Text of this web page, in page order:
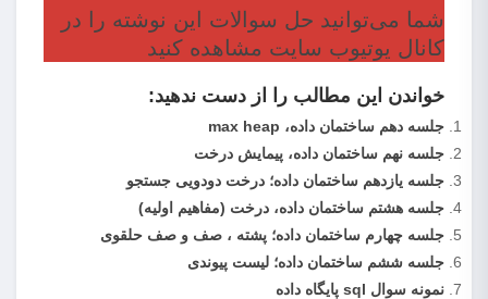
شما می‌توانید حل سوالات این نوشته را در
کانال یوتیوب سایت مشاهده کنید
خواندن این مطالب را از دست ندهید:
جلسه دهم ساختمان داده، max heap
جلسه نهم ساختمان داده، پیمایش درخت
جلسه یازدهم ساختمان داده؛ درخت دودویی جستجو
جلسه هشتم ساختمان داده، درخت (مفاهیم اولیه)
جلسه چهارم ساختمان داده؛ پشته ، صف و صف حلقوی
جلسه ششم ساختمان داده؛ لیست پیوندی
نمونه سوال sql پایگاه داده